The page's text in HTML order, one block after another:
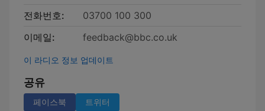
전화번호:
03700 100 300
이메일:
feedback@bbc.co.uk
이 라디오 정보 업데이트
공유
페이스북 트위터